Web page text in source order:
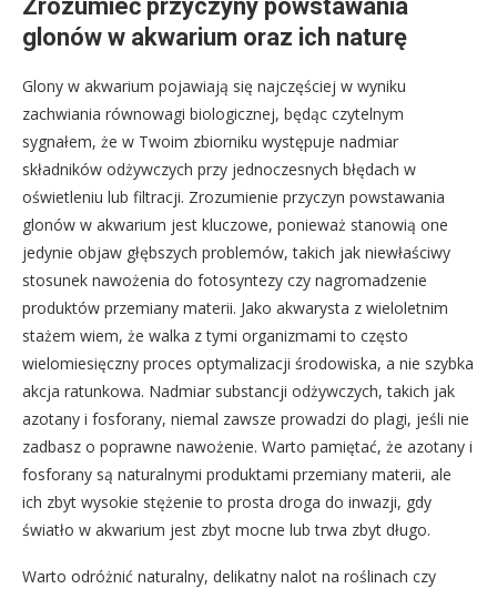
Zrozumieć przyczyny powstawania
glonów w akwarium oraz ich naturę
Glony w akwarium pojawiają się najczęściej w wyniku
zachwiania równowagi biologicznej, będąc czytelnym
sygnałem, że w Twoim zbiorniku występuje nadmiar
składników odżywczych przy jednoczesnych błędach w
oświetleniu lub filtracji. Zrozumienie przyczyn powstawania
glonów w akwarium jest kluczowe, ponieważ stanowią one
jedynie objaw głębszych problemów, takich jak niewłaściwy
stosunek nawożenia do fotosyntezy czy nagromadzenie
produktów przemiany materii. Jako akwarysta z wieloletnim
stażem wiem, że walka z tymi organizmami to często
wielomiesięczny proces optymalizacji środowiska, a nie szybka
akcja ratunkowa. Nadmiar substancji odżywczych, takich jak
azotany i fosforany, niemal zawsze prowadzi do plagi, jeśli nie
zadbasz o poprawne nawożenie. Warto pamiętać, że azotany i
fosforany są naturalnymi produktami przemiany materii, ale
ich zbyt wysokie stężenie to prosta droga do inwazji, gdy
światło w akwarium jest zbyt mocne lub trwa zbyt długo.
Warto odróżnić naturalny, delikatny nalot na roślinach czy